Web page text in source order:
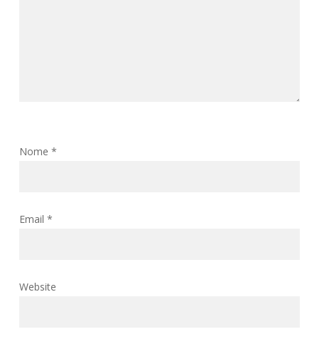
Nome *
Email *
Website